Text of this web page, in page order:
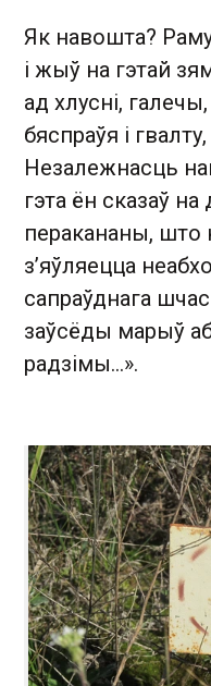
Як навошта?
і жыў на гэтай
ад хлусні,
бяспраўя і
Незалежнасць
гэта ён сказаў
перакананы, што
з’яўляецца
сапраўднага
заўсёды марыў
радзімы...».